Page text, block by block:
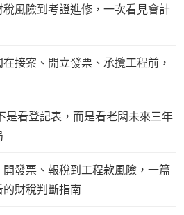
風險到考證進修，一次看見會計
接案、開立發票、承攬工程前，
是看登記表，而是看老闆未來三年
發票、報稅到工程款風險，一篇
財稅判斷指南